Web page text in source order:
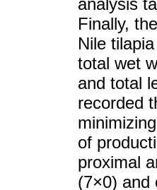
analysis
Finally,
Nile
total wet
and total
recorded
of
proximal
(7×0) and